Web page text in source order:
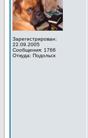
Зарегистрирован:
22.09.2005
Сообщения: 1766
Откуда: Подольск